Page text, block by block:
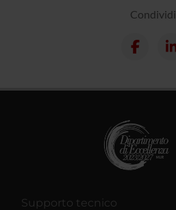
Condividi
Supporto tecnico